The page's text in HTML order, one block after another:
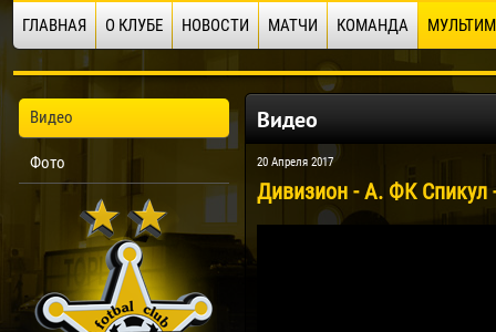
ГЛАВНАЯ О КЛУБЕ НОВОСТИ МАТЧИ КОМАНДА
Видео
Фото
Видео
20 Апреля 2017
Дивизион - А. ФК